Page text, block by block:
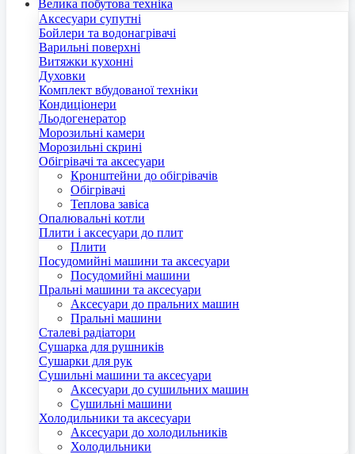
Велика побутова техніка
Аксесуари супутні
Бойлери та водонагрівачі
Варильні поверхні
Витяжки кухонні
Духовки
Комплект вбудованої техніки
Кондиціонери
Льодогенератор
Морозильні камери
Морозильні скрині
Обігрівачі та аксесуари
Кронштейни до обігрівачів
Обігрівачі
Теплова завіса
Опалювальні котли
Плити і аксесуари до плит
Плити
Посудомийні машини та аксесуари
Посудомийні машини
Пральні машини та аксесуари
Аксесуари до пральних машин
Пральні машини
Сталеві радіатори
Сушарка для рушників
Сушарки для рук
Сушильні машини та аксесуари
Аксесуари до сушильних машин
Сушильні машини
Холодильники та аксесуари
Аксесуари до холодильників
Холодильники